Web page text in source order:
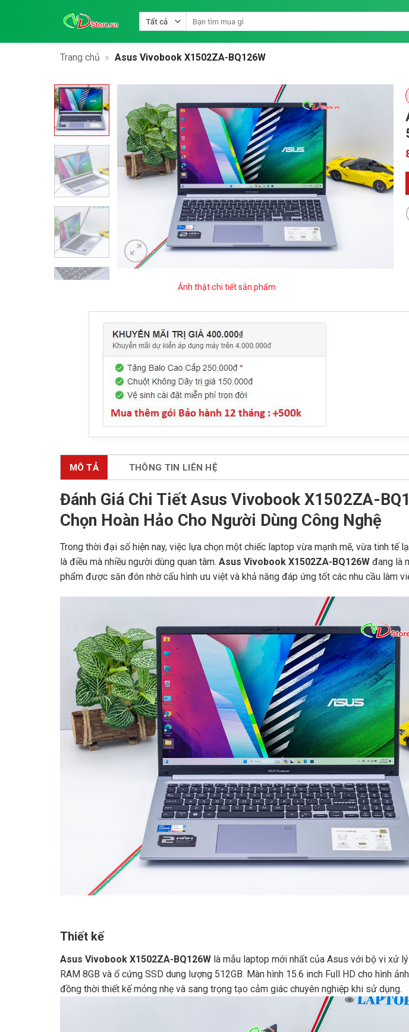
kiếm:
Trang chủ » Asus Vivobook X1502ZA-BQ126W
Ảnh thật chi tiết sản phẩm
MÔ TẢ THÔNG TIN LIÊN HỆ
Đánh Giá Chi Tiết Asus Vivobook X1502ZA-
Chọn Hoàn Hảo Cho Người Dùng Công Nghệ
Trong thời đại số hiện nay, việc lựa chọn một chiếc laptop vừa mạnh mẽ, vừa tinh tế
là điều mà nhiều người dùng quan tâm. Asus Vivobook X1502ZA-BQ126Wđang là
phẩm được săn đón nhờ cấu hình ưu việt và khả năng đáp ứng tốt các nhu cầu làm
Thiết kế
Asus Vivobook X1502ZA-BQ126Wlà mẫu laptop mới nhất của Asus với bộ vi xử
RAM 8GB và ổ cứng SSD dung lượng 512GB. Màn hình 15.6 inch Full HD cho hình
đồng thời thiết kế mỏng nhẹ và sang trọng tạo cảm giác chuyên nghiệp khi sử dụng.